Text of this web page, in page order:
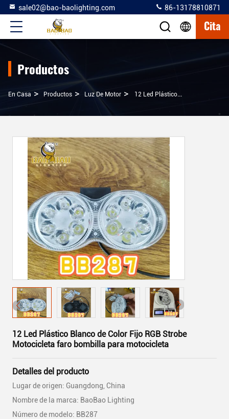
sale02@bao-baolighting.com 86-13178810871
Cita
Productos
En Casa > Productos > Luz De Motor > 12 Led Plástico Blanco De Color Fijo RGB Strobe Motocicleta Faro Bombilla Para Motocicleta
12 Led Plástico Blanco de Color Fijo RGB Strobe
Motocicleta faro bombilla para motocicleta
Detalles del producto
Lugar de origen: Guangdong, China
Nombre de la marca: BaoBao Lighting
Número de modelo: BB287